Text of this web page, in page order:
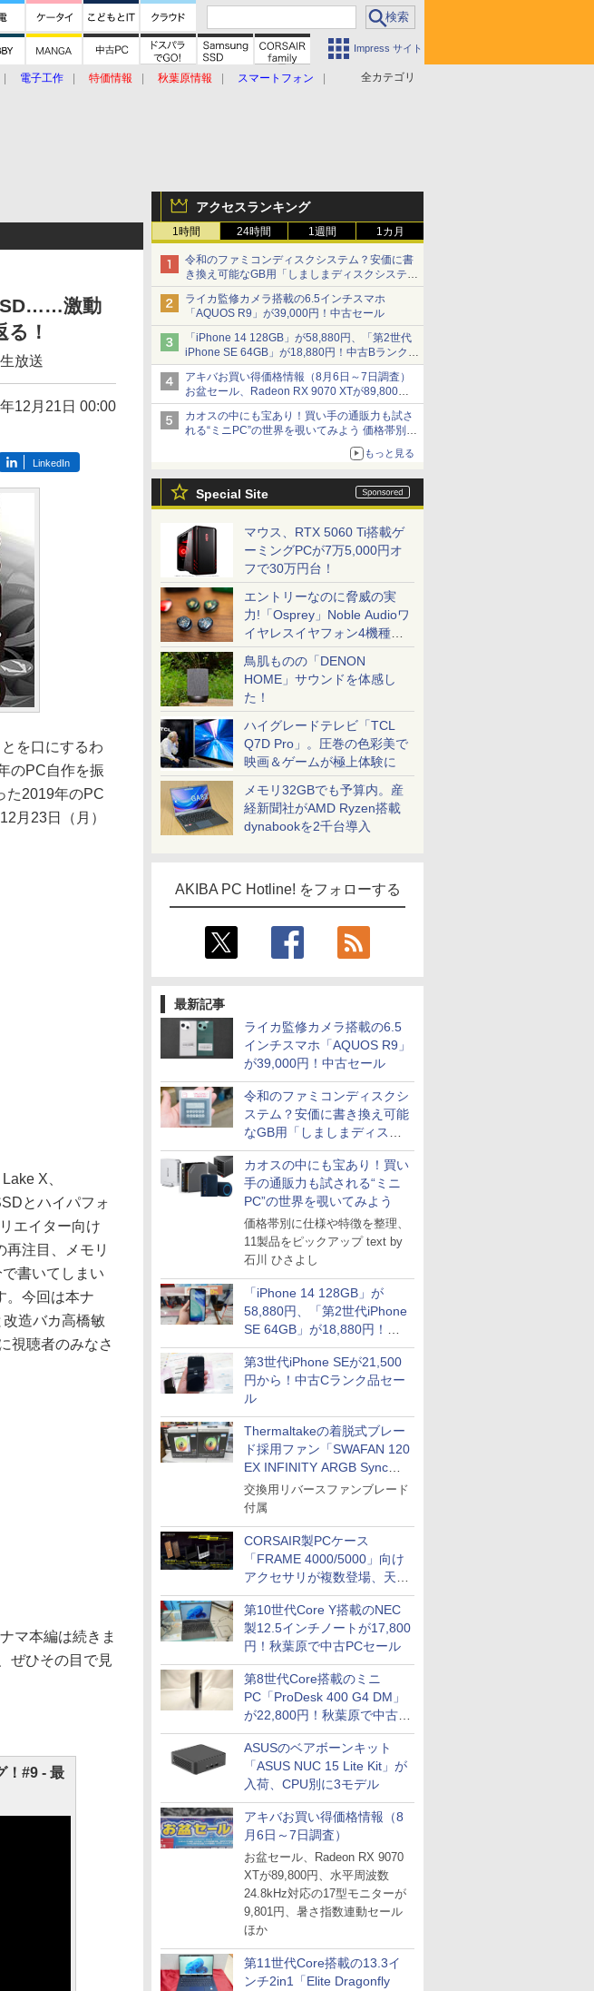
Impress サイト
全カテゴリ
電子工作 特価情報 秋葉原情報
スマートフォン
アクセスランキング
1時間 24時間 1週間 1カ月
令和のファミコンディスクシステム？安価に書
き換え可能なGB用「しましまディスクシステ
ム」
ライカ監修カメラ搭載の6.5インチスマホ
「AQUOS R9」が39,000円！中古セール
「iPhone 14 128GB」が58,880円、「第2世代
iPhone SE 64GB」が18,880円！中古Bランク品
セール
アキバお買い得価格情報（8月6日～7日調査）
お盆セール、Radeon RX 9070 XTが89,800
円、水平周波数24.8kHz対応の17型モニターが
9,801円、暑さ指数連動セール ほか
カオスの中にも宝あり！買い手の通販力も試さ
れる“ミニPC”の世界を覗いてみよう 価格帯別に
仕様や特徴を整理、11製品をピックアップ text
もっと見る
Special Site
マウス、RTX 5060 Ti搭載ゲ
ーミングPCが7万5,000円オ
フで30万円台！
エントリーなのに脅威の実
力!「Osprey」Noble Audioワ
イヤレスイヤフォン4機種を
一気に聴く
鳥肌ものの「DENON
HOME」サウンドを体感し
た！
ハイグレードテレビ「TCL
Q7D Pro」。圧巻の色彩美で
映画＆ゲームが極上体験に
メモリ32GBでも予算内。産
経新聞社がAMD Ryzen搭載
dynabookを2千台導入
AKIBA PC Hotline! をフォローする
最新記事
ライカ監修カメラ搭載の6.5
インチスマホ「AQUOS R9」
が39,000円！中古セール
令和のファミコンディスクシ
ステム？安価に書き換え可能
なGB用「しましまディスク
システム」
カオスの中にも宝あり！買い
手の通販力も試される“ミニ
PC”の世界を覗いてみよう
価格帯別に仕様や特徴を整理、
11製品をピックアップ text by
石川 ひさよし
「iPhone 14 128GB」が
58,880円、「第2世代iPhone
SE 64GB」が18,880円！中
古Bランク品セール
第3世代iPhone SEが21,500
円から！中古Cランク品セー
ル
Thermaltakeの着脱式ブレー
ド採用ファン「SWAFAN 120
EX INFINITY ARGB Sync」
に単品パッケージ
交換用リバースファンブレード
付属
CORSAIR製PCケース
「FRAME 4000/5000」向け
アクセサリが複数登場、天然
木製パネルや背面コネクタ対
応トレイなど
第10世代Core Y搭載のNEC
製12.5インチノートが17,800
円！秋葉原で中古PCセール
第8世代Core搭載のミニ
PC「ProDesk 400 G4 DM」
が22,800円！秋葉原で中古
PCセール
ASUSのベアボーンキット
「ASUS NUC 15 Lite Kit」が
入荷、CPU別に3モデル
アキバお買い得価格情報（8
月6日～7日調査）
お盆セール、Radeon RX 9070
XTが89,800円、水平周波数
24.8kHz対応の17型モニターが
9,801円、暑さ指数連動セール
ほか
第11世代Core搭載の13.3イ
ンチ2in1「Elite Dragonfly
激動
！
放送
12月21日 00:00
LinkedIn
を口にするわ
のPC自作を振
た2019年のPC
月23日（月）
X、
とハイパフォ
エイター向け
注目、メモリ
書いてしまい
。今回は本ナ
造バカ高橋敏
視聴者のみなさ
マ本編は続きま
ぜひその目で見
！#9 - 最